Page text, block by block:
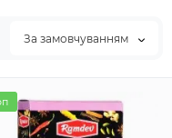
За замовчуванням